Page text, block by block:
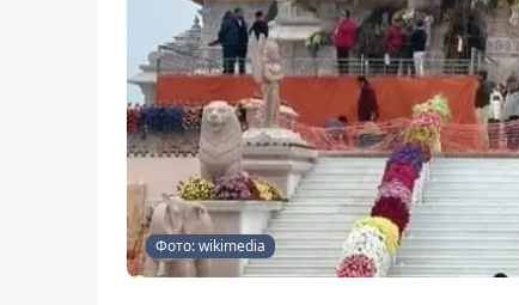
Фото: wikimedia